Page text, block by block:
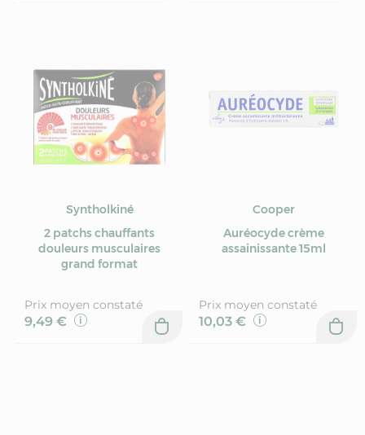
Syntholkiné
2 patchs chauffants
douleurs musculaires
grand format
Prix moyen constaté
9,49 €
Cooper
Auréocyde crème
assainissante 15ml
Prix moyen constaté
10,03 €